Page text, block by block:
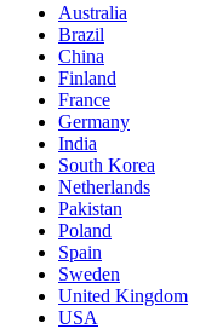
Australia
Brazil
China
Finland
France
Germany
India
South Korea
Netherlands
Pakistan
Poland
Spain
Sweden
United Kingdom
USA